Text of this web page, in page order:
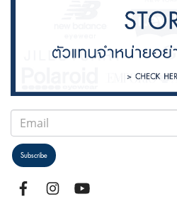
Subscribe